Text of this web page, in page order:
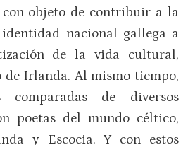
con objeto de contribuir a la
nacional gallega a
de la vida cultural,
de Irlanda. Al mismo tiempo,
comparadas de diversos
poetas del mundo céltico,
y Escocia. Y con estos